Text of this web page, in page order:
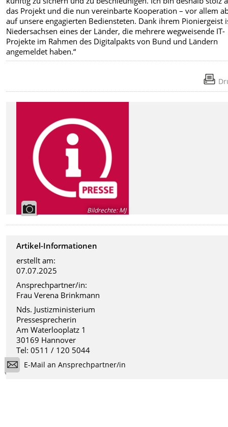
das Projekt und die nun vereinbarte Kooperation – vor allem
auf unsere engagierten Bediensteten. Dank ihrem Pioniergeist
Niedersachsen eines der Länder, die mehrere wegweisende IT-
Projekte im Rahmen des Digitalpakts von Bund und Ländern
angemeldet haben.“
Bildrechte:MJ
Artikel-Informationen
erstellt am:
07.07.2025
Ansprechpartner/in:
Frau Verena Brinkmann
Nds. Justizministerium
Pressesprecherin
Am Waterlooplatz 1
30169 Hannover
Tel: 0511 / 120 5044
E-Mail an Ansprechpartner/in